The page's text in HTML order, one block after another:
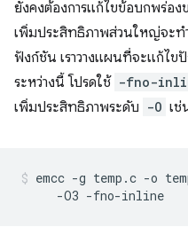
ยังคงต้องการแก้ไขข้อบกพร่อ
เพิ่มประสิทธิภาพส่วนใหญ่จะท
ฟังก์ชัน เราวางแผนที่จะแก้ไ
ระหว่างนี้ โปรดใช้ -fno-
เพิ่มประสิทธิภาพระดับ -O เช่
emcc -g temp.c -o